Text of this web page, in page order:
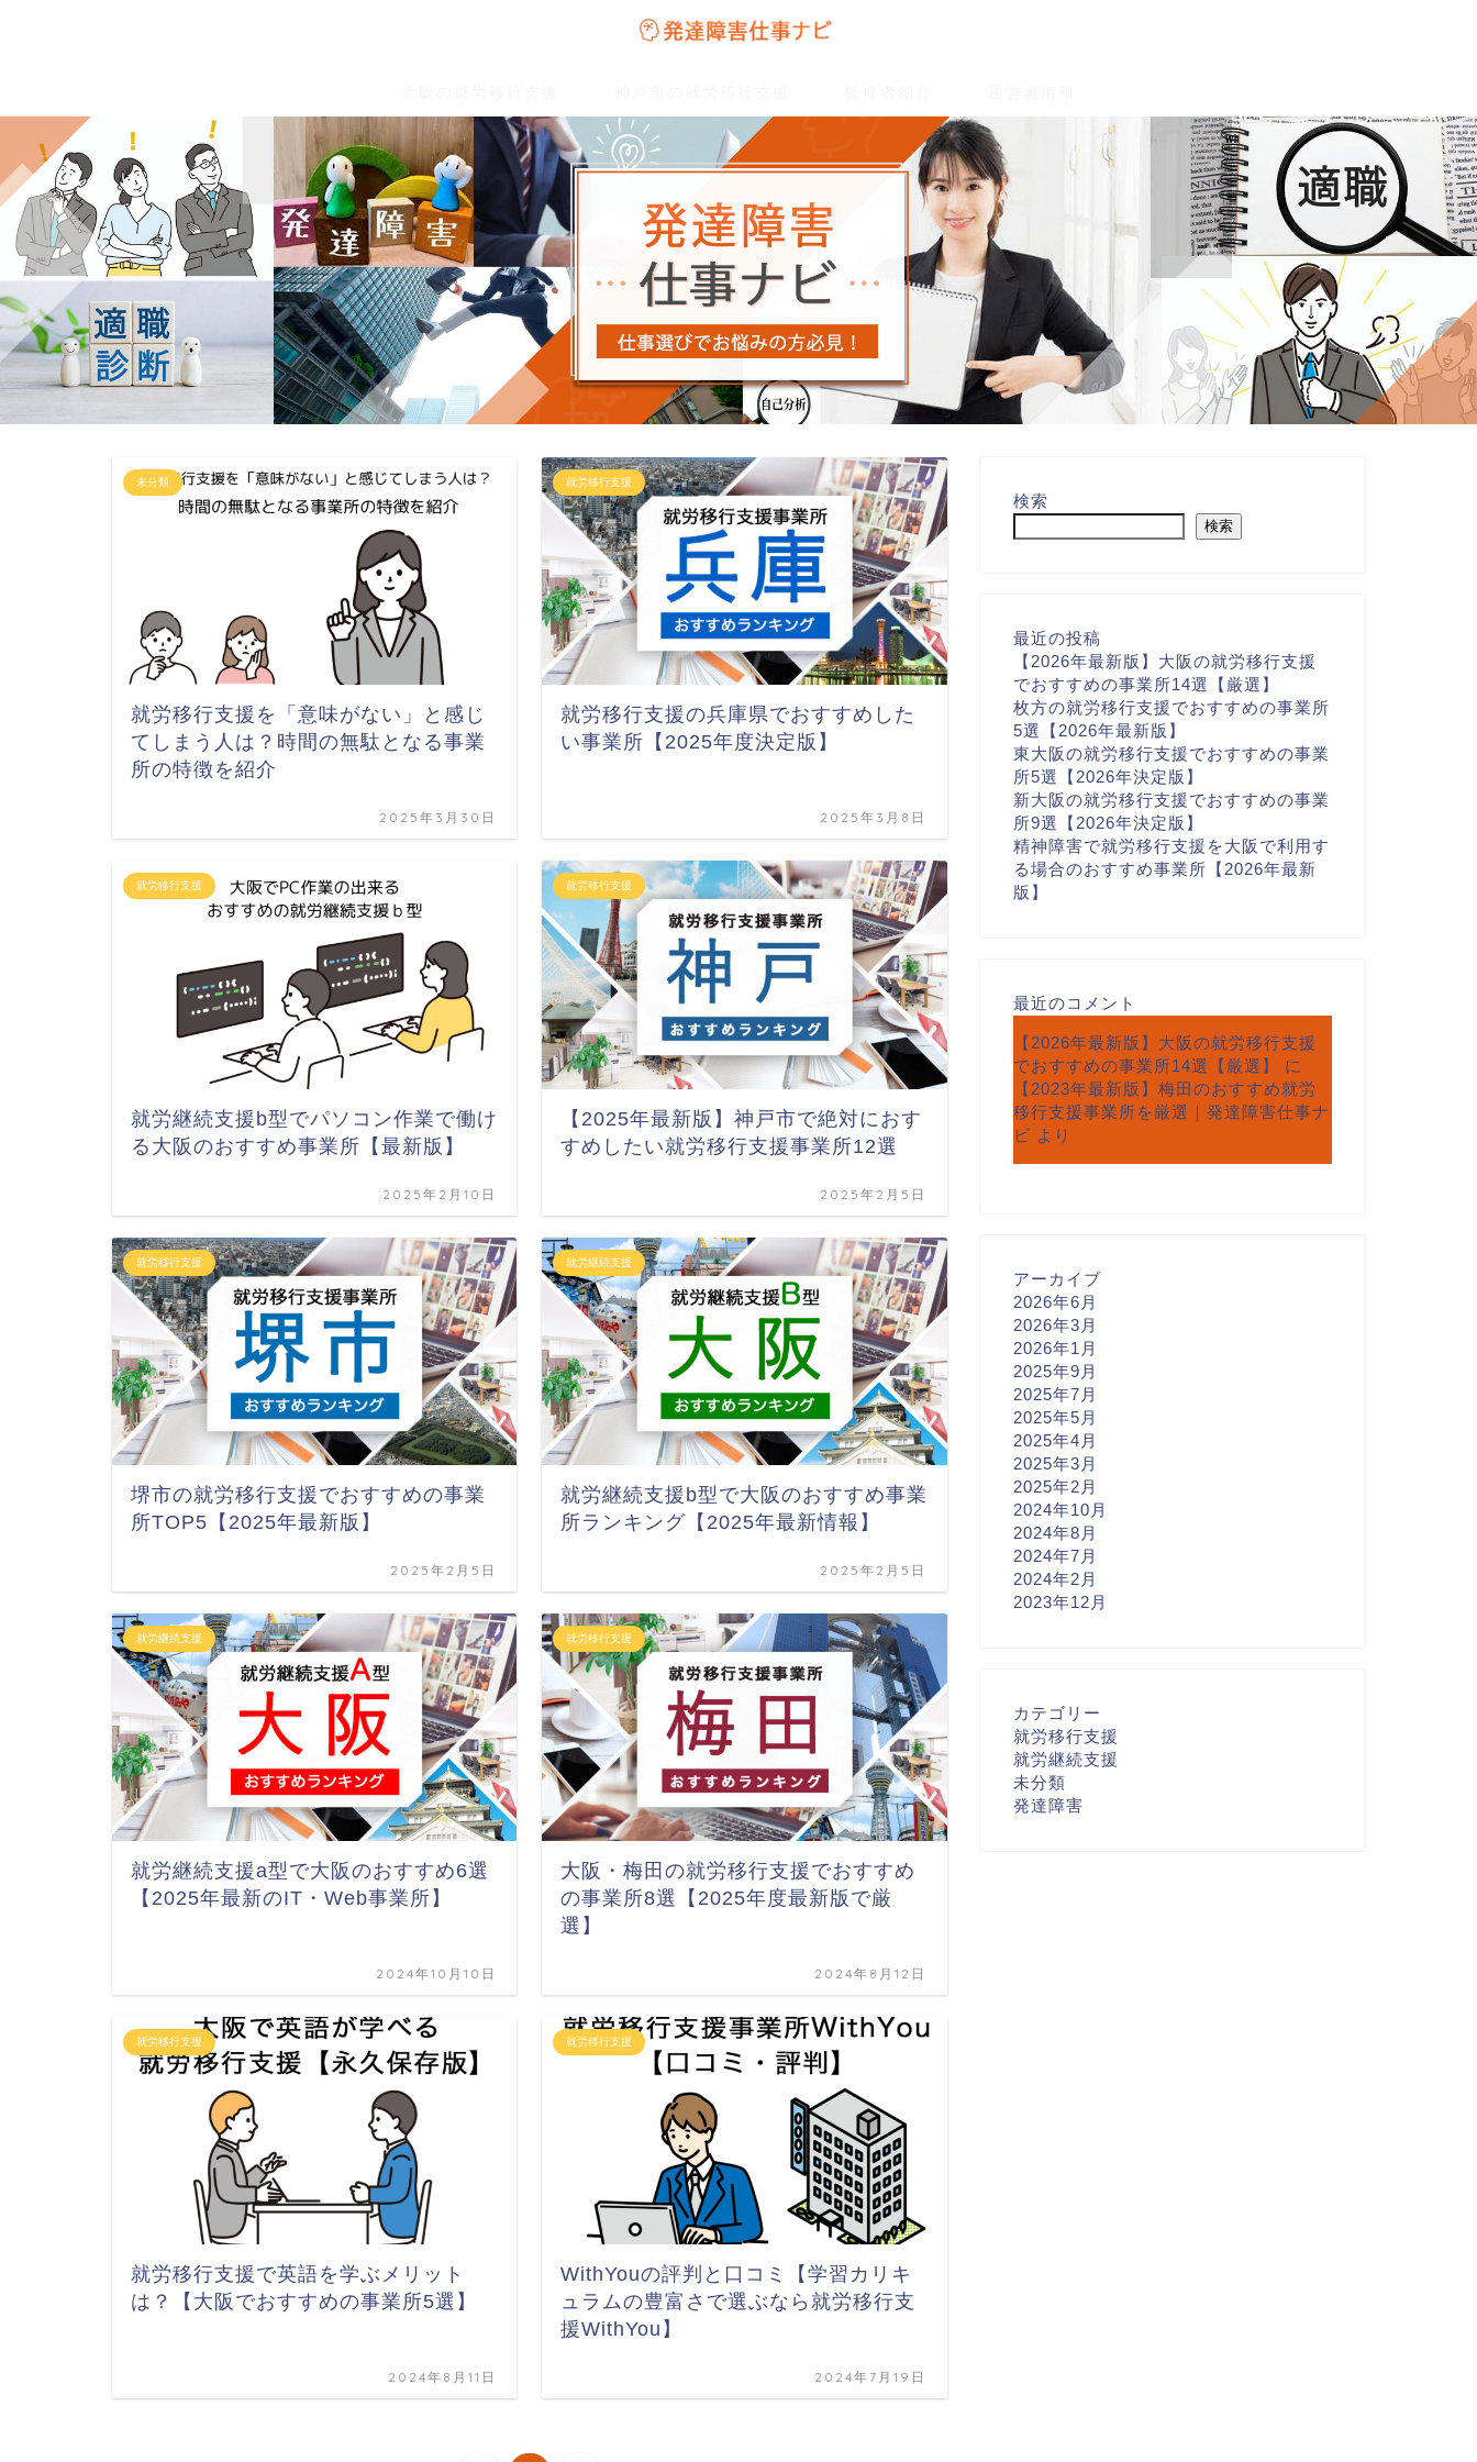
未分類
就労移行支援を「意味がない」と感じ
てしまう人は？時間の無駄となる事業
所の特徴を紹介
2025年3月30日
就労移行支援
就労移行支援の兵庫県でおすすめした
い事業所【2025年度決定版】
2025年3月8日
就労移行支援
就労継続支援b型でパソコン作業で働け
る大阪のおすすめ事業所【最新版】
2025年2月10日
就労移行支援
【2025年最新版】神戸市で絶対におす
すめしたい就労移行支援事業所12選
2025年2月5日
就労移行支援
堺市の就労移行支援でおすすめの事業
所TOP5【2025年最新版】
2025年2月5日
就労継続支援
就労継続支援b型で大阪のおすすめ事業
所ランキング【2025年最新情報】
2025年2月5日
就労継続支援
就労継続支援a型で大阪のおすすめ6選
【2025年最新のIT・Web事業所】
2024年10月10日
就労移行支援
大阪・梅田の就労移行支援でおすすめ
の事業所8選【2025年度最新版で厳
選】
2024年8月12日
就労移行支援
就労移行支援で英語を学ぶメリット
は？【大阪でおすすめの事業所5選】
2024年8月11日
就労移行支援
WithYouの評判と口コミ【学習カリキ
ュラムの豊富さで選ぶなら就労移行支
援WithYou】
2024年7月19日
検索
検索
最近の投稿
【2026年最新版】大阪の就労移行支援
でおすすめの事業所14選【厳選】
枚方の就労移行支援でおすすめの事業所
5選【2026年最新版】
東大阪の就労移行支援でおすすめの事業
所5選【2026年決定版】
新大阪の就労移行支援でおすすめの事業
所9選【2026年決定版】
精神障害で就労移行支援を大阪で利用す
る場合のおすすめ事業所【2026年最新
版】
最近のコメント
【2026年最新版】大阪の就労移行支援
でおすすめの事業所14選【厳選】
に
【2023年最新版】梅田のおすすめ就労
移行支援事業所を厳選｜発達障害仕事ナ
ビ より
アーカイブ
2026年6月
2026年3月
2026年1月
2025年9月
2025年7月
2025年5月
2025年4月
2025年3月
2025年2月
2024年10月
2024年8月
2024年7月
2024年2月
2023年12月
カテゴリー
就労移行支援
就労継続支援
未分類
発達障害